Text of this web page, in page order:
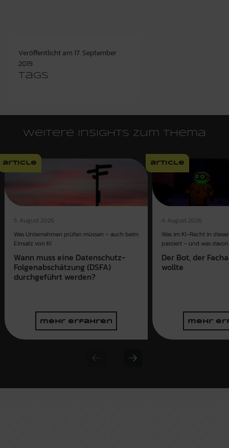
Veröffentlicht am 17. September
2019
Tags
Weitere Insights zum Thema
article
5. August 2026
Was Unternehmen prüfen müssen – auch beim
Einsatz von KI
Wann muss eine Datenschutz-
Folgenabschätzung (DSFA)
durchgeführt werden?
mehr erfahren
article
4. August 2026
Was im KI-Recht in
passiert – und was
Der Bot, der
wollte
mehr
Previous slide
Next slide